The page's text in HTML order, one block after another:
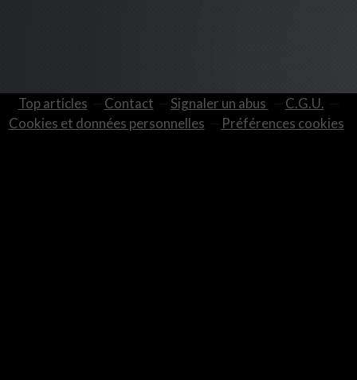
Top articles Contact Signaler un abus
C.G.U.
Cookies et données personnelles
Préférences cookies